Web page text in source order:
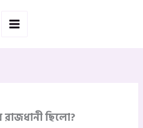
ছিলো?